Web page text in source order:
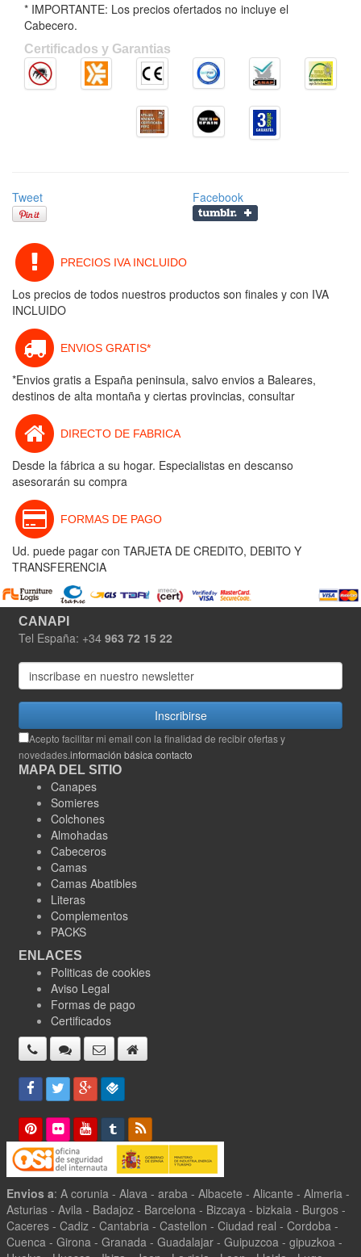
* IMPORTANTE: Los precios ofertados no incluye el
Cabecero.
Certificados y Garantias
Tweet Facebook
PRECIOS IVA INCLUIDO
Los precios de todos nuestros productos son finales y con IVA
INCLUIDO
ENVIOS GRATIS*
*Envios gratis a España peninsula, salvo envios a Baleares,
destinos de alta montaña y ciertas provincias, consultar
DIRECTO DE FABRICA
Desde la fábrica a su hogar. Especialistas en descanso
asesorarán su compra
FORMAS DE PAGO
Ud. puede pagar con TARJETA DE CREDITO, DEBITO Y
TRANSFERENCIA
CANAPI
Tel España: +34 963 72 15 22
Inscribirse
Acepto facilitar mi email con la finalidad de recibir ofertas y
novedades.información básica contacto
MAPA DEL SITIO
Canapes
Somieres
Colchones
Almohadas
Cabeceros
Camas
Camas Abatibles
Literas
Complementos
PACKS
ENLACES
Politicas de cookies
Aviso Legal
Formas de pago
Certificados
Envios a: A corunia - Alava - araba - Albacete - Alicante - Almeria -
Asturias - Avila - Badajoz - Barcelona - Bizcaya - bizkaia - Burgos -
Caceres - Cadiz - Cantabria - Castellon - Ciudad real - Cordoba -
Cuenca - Girona - Granada - Guadalajar - Guipuzcoa - gipuzkoa -